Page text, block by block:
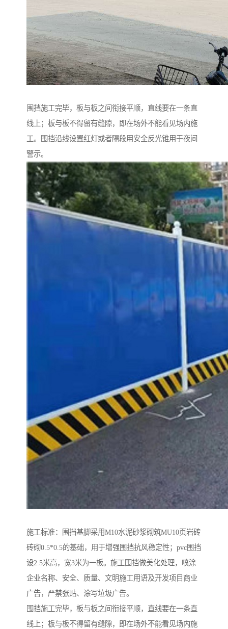
围挡施工完毕，板与板之间衔接平顺，直线要在一条直
线上；板与板不得留有缝隙，即在场外不能看见场内施
工。围挡沿线设置红灯或者隔段用安全反光锥用于夜间
警示。
施工标准：围挡基脚采用M10水泥砂浆砌筑MU10页岩砖
砖砌0.5*0.5的基础，用于增强围挡抗风稳定性；pvc围挡
设2.5米高，宽3米为一板。施工围挡做美化处理，喷涂
企业名称、安全、质量、文明施工用语及开发项目商业
广告，严禁张贴、涂写垃圾广告。
围挡施工完毕，板与板之间衔接平顺，直线要在一条直
线上；板与板不得留有缝隙，即在场外不能看见场内施